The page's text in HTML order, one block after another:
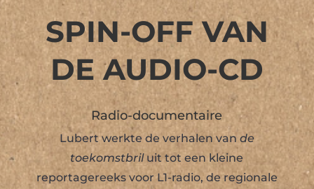
SPIN-OFF VAN
DE AUDIO-CD
Radio-documentaire
Lubert werkte de verhalen van de
toekomstbriluit tot een kleine
reportagereeks voor L1-radio, de regionale